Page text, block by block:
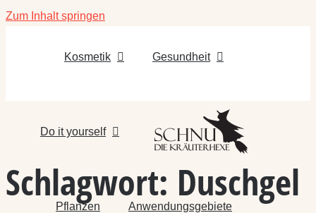
Zum Inhalt springen
Kosmetik Gesundheit
Do it yourself
Pflanzen Anwendungsgebiete
Schlagwort: Duschgel